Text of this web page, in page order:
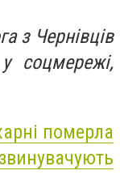
з Чернівців
соцмережі,
померла